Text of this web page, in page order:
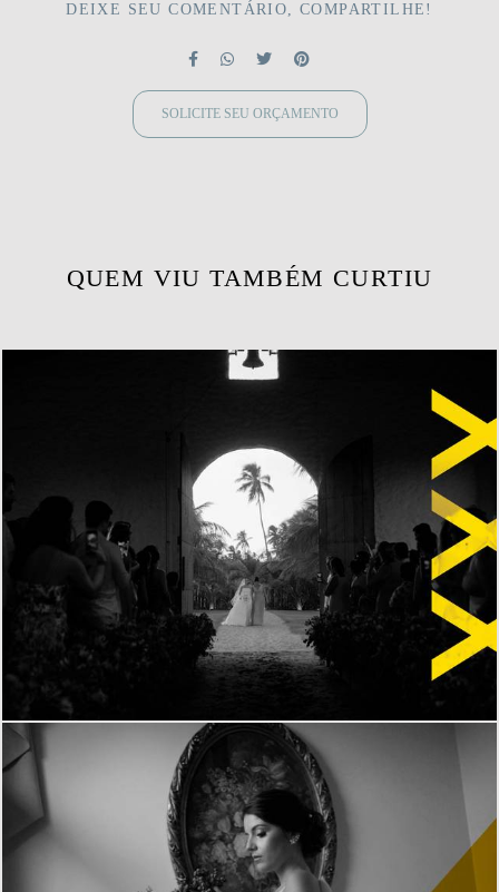
DEIXE SEU COMENTÁRIO, COMPARTILHE!
SOLICITE SEU ORÇAMENTO
QUEM VIU TAMBÉM CURTIU